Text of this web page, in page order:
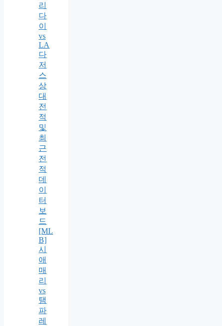
리
다
이
vs
LA
다
저
스
상
대
전
적
및
최
근
전
적
데
이
터
보
드
[ML
B]
시
애
매
리
vs
탬
파
레